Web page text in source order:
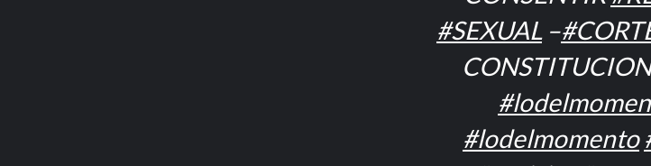
#SEXUAL –
#lodelmomento